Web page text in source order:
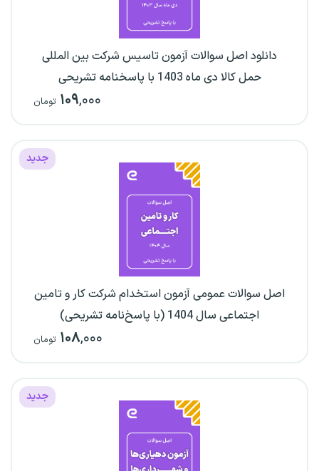
دانلود اصل سوالات آزمون تاسیس شرکت بین المللی
حمل کالا دی ماه 1403 با پاسخنامه تشریحی
۱۰۹,۰۰۰ تومان
جدید
اصل سوالات عمومی آزمون استخدام شرکت کار و تامین
اجتماعی سال 1404 (با پاسخ‌نامه تشریحی)
۱۰۸,۰۰۰ تومان
جدید